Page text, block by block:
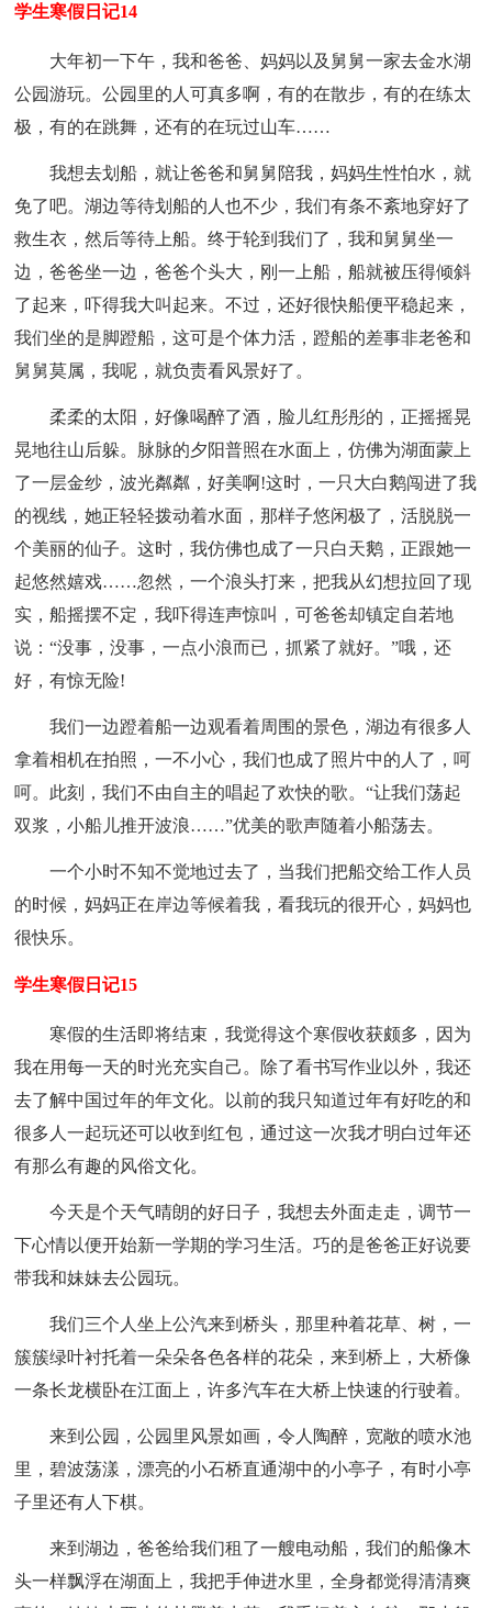
学生寒假日记14
大年初一下午，我和爸爸、妈妈以及舅舅一家去金水湖
公园游玩。公园里的人可真多啊，有的在散步，有的在练太
极，有的在跳舞，还有的在玩过山车……
我想去划船，就让爸爸和舅舅陪我，妈妈生性怕水，就
免了吧。湖边等待划船的人也不少，我们有条不紊地穿好了
救生衣，然后等待上船。终于轮到我们了，我和舅舅坐一
边，爸爸坐一边，爸爸个头大，刚一上船，船就被压得倾斜
了起来，吓得我大叫起来。不过，还好很快船便平稳起来，
我们坐的是脚蹬船，这可是个体力活，蹬船的差事非老爸和
舅舅莫属，我呢，就负责看风景好了。
柔柔的太阳，好像喝醉了酒，脸儿红彤彤的，正摇摇晃
晃地往山后躲。脉脉的夕阳普照在水面上，仿佛为湖面蒙上
了一层金纱，波光粼粼，好美啊!这时，一只大白鹅闯进了我
的视线，她正轻轻拨动着水面，那样子悠闲极了，活脱脱一
个美丽的仙子。这时，我仿佛也成了一只白天鹅，正跟她一
起悠然嬉戏……忽然，一个浪头打来，把我从幻想拉回了现
实，船摇摆不定，我吓得连声惊叫，可爸爸却镇定自若地
说：“没事，没事，一点小浪而已，抓紧了就好。”哦，还
好，有惊无险!
我们一边蹬着船一边观看着周围的景色，湖边有很多人
拿着相机在拍照，一不小心，我们也成了照片中的人了，呵
呵。此刻，我们不由自主的唱起了欢快的歌。“让我们荡起
双浆，小船儿推开波浪……”优美的歌声随着小船荡去。
一个小时不知不觉地过去了，当我们把船交给工作人员
的时候，妈妈正在岸边等候着我，看我玩的很开心，妈妈也
很快乐。
学生寒假日记15
寒假的生活即将结束，我觉得这个寒假收获颇多，因为
我在用每一天的时光充实自己。除了看书写作业以外，我还
去了解中国过年的年文化。以前的我只知道过年有好吃的和
很多人一起玩还可以收到红包，通过这一次我才明白过年还
有那么有趣的风俗文化。
今天是个天气晴朗的好日子，我想去外面走走，调节一
下心情以便开始新一学期的学习生活。巧的是爸爸正好说要
带我和妹妹去公园玩。
我们三个人坐上公汽来到桥头，那里种着花草、树，一
簇簇绿叶衬托着一朵朵各色各样的花朵，来到桥上，大桥像
一条长龙横卧在江面上，许多汽车在大桥上快速的行驶着。
来到公园，公园里风景如画，令人陶醉，宽敞的喷水池
里，碧波荡漾，漂亮的小石桥直通湖中的小亭子，有时小亭
子里还有人下棋。
来到湖边，爸爸给我们租了一艘电动船，我们的船像木
头一样飘浮在湖面上，我把手伸进水里，全身都觉得清清爽